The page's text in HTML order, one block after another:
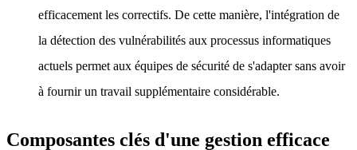
efficacement les correctifs. De cette manière, l'intégration de
la détection des vulnérabilités aux processus informatiques
actuels permet aux équipes de sécurité de s'adapter sans avoir
à fournir un travail supplémentaire considérable.
Composantes clés d'une gestion efficace